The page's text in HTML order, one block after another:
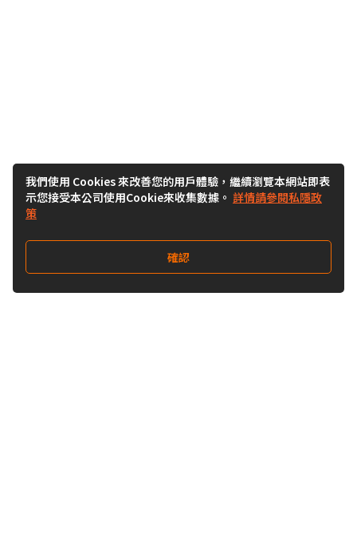
我們使用 Cookies 來改善您的用戶體驗，繼續瀏覽本網站即表
示您接受本公司使用Cookie來收集數據。 詳情請參閱私隱政
策
確認